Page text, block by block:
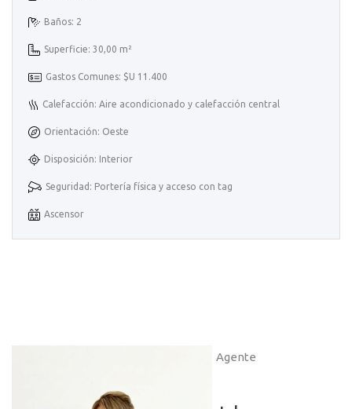
Baños: 2
Superficie: 30,00 m²
Gastos Comunes: $U 11.400
Calefacción: Aire acondicionado y calefacción central
Orientación: Oeste
Disposición: Interior
Seguridad: Portería física y acceso con tag
Ascensor
Agente